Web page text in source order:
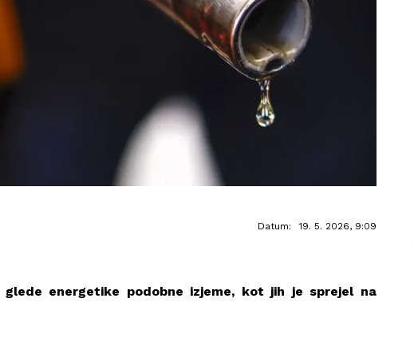
Datum: 19. 5. 2026, 9:09
energetike podobne izjeme, kot jih je sprejel na